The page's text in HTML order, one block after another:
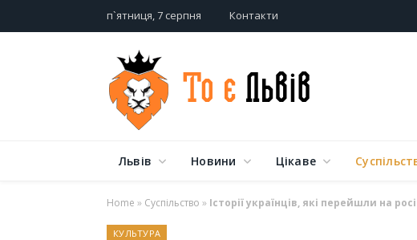
п`ятниця, 7 серпня Контакти
Львів Новини Цікаве
Home » Суспільство » Історії українців, які перейшли на
КУЛЬТУРА